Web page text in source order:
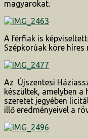
magyarokat.
A férfiak is
Szépkorúak köre
Az Újszentesi
készültek, amelyben
szeretet jegyében
illő eredményeivel a